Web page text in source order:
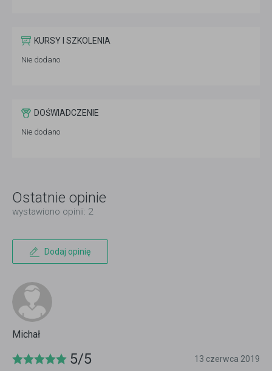
KURSY I SZKOLENIA
Nie dodano
DOŚWIADCZENIE
Nie dodano
Ostatnie opinie
wystawiono opinii: 2
Dodaj opinię
Michał
5/5 13 czerwca 2019